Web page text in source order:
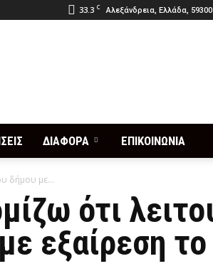
33.3 C Αλεξάνδρεια, Ελλάδα, 59300
ΔΙΑΦΟΡΑ ΕΠΙΚΟΙΝΩΝΙΑ
δήμου με...
ότι
εξαίρεση το